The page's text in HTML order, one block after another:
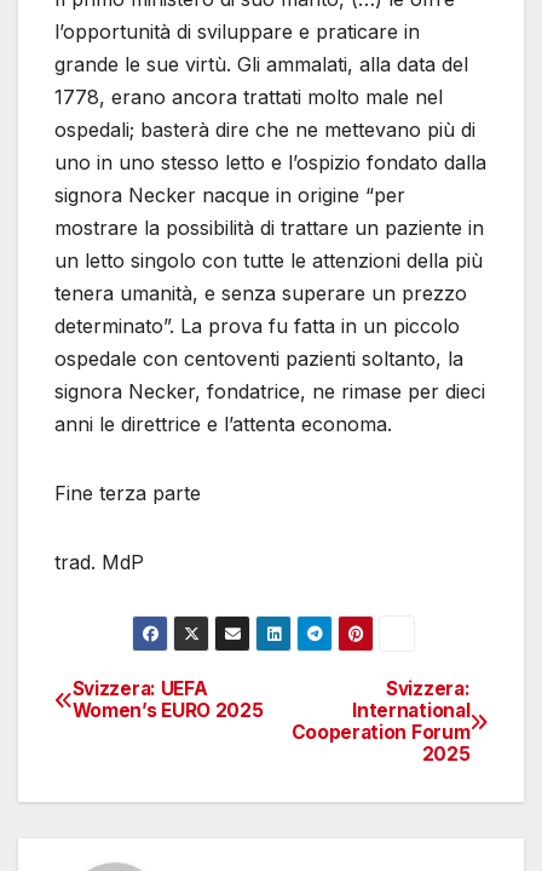
l’opportunità di sviluppare e praticare in
grande le sue virtù. Gli ammalati, alla data del
1778, erano ancora trattati molto male nel
ospedali; basterà dire che ne mettevano più di
uno in uno stesso letto e l’ospizio fondato dalla
signora Necker nacque in origine “per
mostrare la possibilità di trattare un paziente in
un letto singolo con tutte le attenzioni della più
tenera umanità, e senza superare un prezzo
determinato”. La prova fu fatta in un piccolo
ospedale con centoventi pazienti soltanto, la
signora Necker, fondatrice, ne rimase per dieci
anni le direttrice e l’attenta economa.
Fine terza parte
trad. MdP
Navigazione
Svizzera:
International
Cooperation Forum
2025
Svizzera: UEFA
Women’s EURO 2025